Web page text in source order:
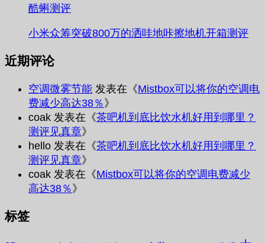
酷蝌测评
小米众筹突破800万的洒哇地咔擦地机开箱测评
近期评论
空调微雾节能 发表在《Mistbox可以将你的空调电
费减少高达38％》
coak 发表在《茶吧机到底比饮水机好用到哪里？
测评见真章》
hello 发表在《茶吧机到底比饮水机好用到哪里？
测评见真章》
coak 发表在《Mistbox可以将你的空调电费减少
高达38％》
标签